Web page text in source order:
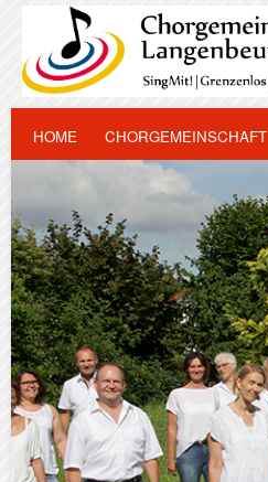
HOME CHORGEMEINSCHAFT